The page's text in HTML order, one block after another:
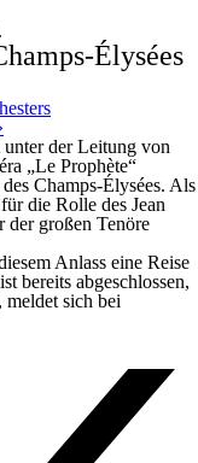
Élysées
unter der Leitung von
„Le Prophète“
Champs-Élysées. Als
die Rolle des Jean
der großen Tenöre
Anlass eine Reise
bereits abgeschlossen,
meldet sich bei